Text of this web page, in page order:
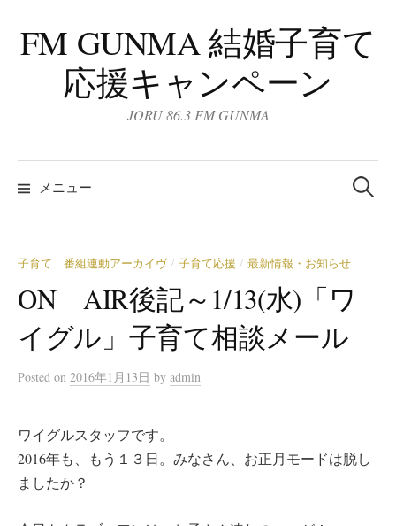
ン
テ
FM GUNMA 結婚子育て
応援キャンペーン
JORU 86.3 FM GUNMA
メニュー
検
索:
子育て 番組連動アーカイヴ / 子育て応援 / 最新情報・お知らせ
ON AIR後記～1/13(水)「ワ
イグル」子育て相談メール
Posted on 2016年1月13日 by admin
ワイグルスタッフです。
2016年も、もう１３日。みなさん、お正月モードは脱し
ましたか？